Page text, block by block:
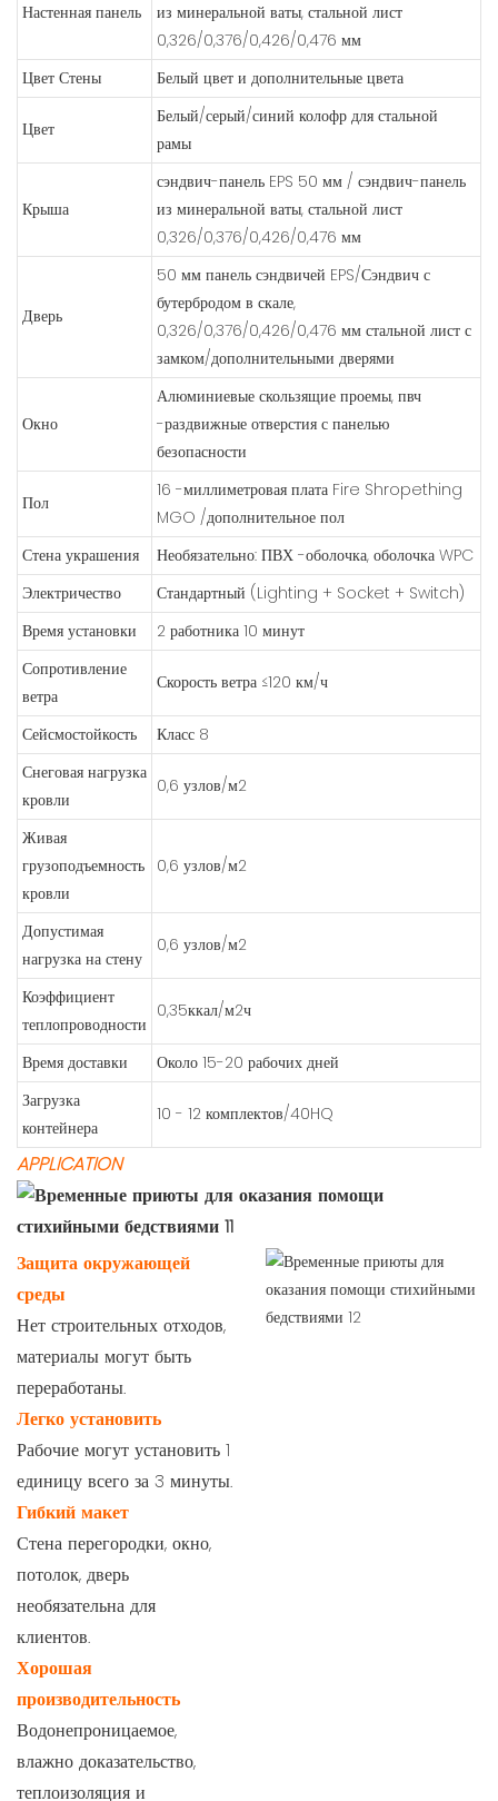
Настенная панель
из минеральной ваты, стальной лист
0,326/0,376/0,426/0,476 мм
Цвет Стены
Белый цвет и дополнительные цвета
Цвет
Белый/серый/синий колофр для стальной
рамы
Крыша
сэндвич-панель EPS 50 мм / сэндвич-панель
из минеральной ваты, стальной лист
0,326/0,376/0,426/0,476 мм
Дверь
50 мм панель сэндвичей EPS/Сэндвич с
бутербродом в скале,
0,326/0,376/0,426/0,476 мм стальной лист с
замком/дополнительными дверями
Окно
Алюминиевые скользящие проемы, пвч
-раздвижные отверстия с панелью
безопасности
Пол
16 -миллиметровая плата Fire Shropething
MGO /дополнительное пол
Стена украшения
Необязательно: ПВХ -оболочка, оболочка WPC
Электричество
Стандартный (Lighting + Socket + Switch)
Время установки
2 работника 10 минут
Сопротивление
ветра
Скорость ветра ≤120 км/ч
Сейсмостойкость
Класс 8
Снеговая нагрузка
кровли
0,6 узлов/м2
Живая
грузоподъемность
кровли
0,6 узлов/м2
Допустимая
нагрузка на стену
0,6 узлов/м2
Коэффициент
теплопроводности
0,35ккал/м2ч
Время доставки
Около 15-20 рабочих дней
Загрузка
контейнера
10 - 12 комплектов/40HQ
APPLICATION
Защита окружающей
среды
Нет строительных отходов,
материалы могут быть
переработаны.
Легко установить
Рабочие могут установить 1
единицу всего за 3 минуты.
Гибкий макет
Стена перегородки, окно,
потолок, дверь
необязательна для
клиентов.
Хорошая
производительность
Водонепроницаемое,
влажно доказательство,
теплоизоляция и